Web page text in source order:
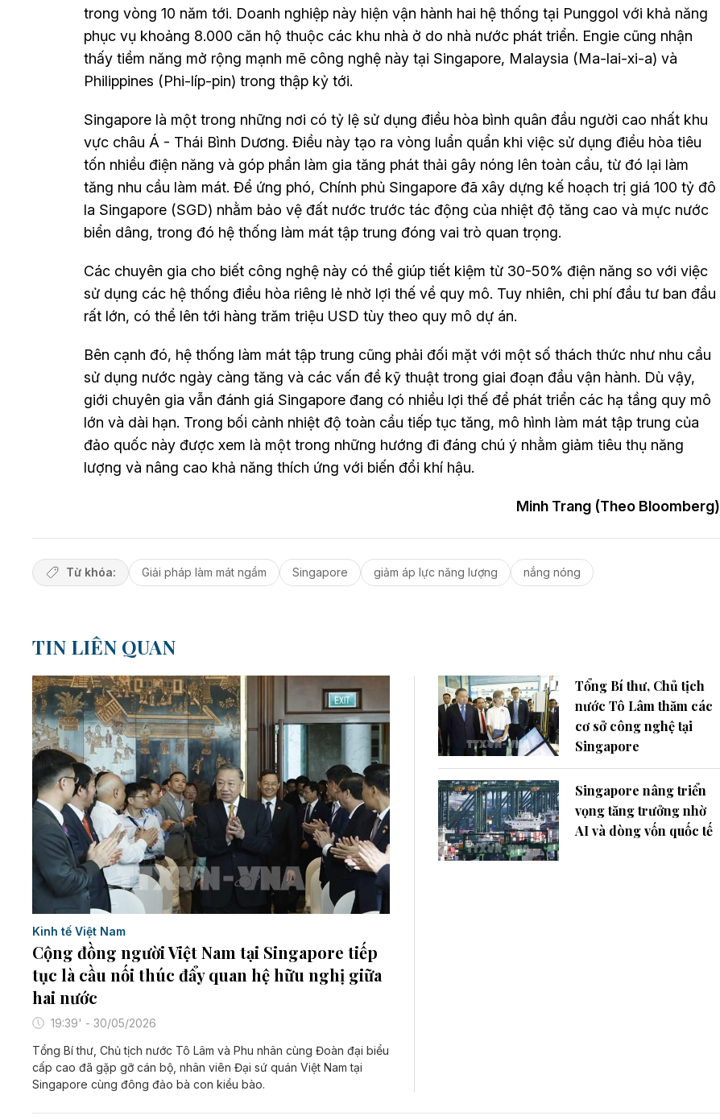
trong vòng 10 năm tới. Doanh nghiệp này hiện vận hành hai hệ thống tại Punggol với khả năng
phục vụ khoảng 8.000 căn hộ thuộc các khu nhà ở do nhà nước phát triển. Engie cũng nhận
thấy tiềm năng mở rộng mạnh mẽ công nghệ này tại Singapore, Malaysia (Ma-lai-xi-a) và
Philippines (Phi-líp-pin) trong thập kỷ tới.
Singapore là một trong những nơi có tỷ lệ sử dụng điều hòa bình quân đầu người cao nhất khu
vực châu Á - Thái Bình Dương. Điều này tạo ra vòng luẩn quẩn khi việc sử dụng điều hòa tiêu
tốn nhiều điện năng và góp phần làm gia tăng phát thải gây nóng lên toàn cầu, từ đó lại làm
tăng nhu cầu làm mát. Để ứng phó, Chính phủ Singapore đã xây dựng kế hoạch trị giá 100 tỷ đô
la Singapore (SGD) nhằm bảo vệ đất nước trước tác động của nhiệt độ tăng cao và mực nước
biển dâng, trong đó hệ thống làm mát tập trung đóng vai trò quan trọng.
Các chuyên gia cho biết công nghệ này có thể giúp tiết kiệm từ 30-50% điện năng so với việc
sử dụng các hệ thống điều hòa riêng lẻ nhờ lợi thế về quy mô. Tuy nhiên, chi phí đầu tư ban đầu
rất lớn, có thể lên tới hàng trăm triệu USD tùy theo quy mô dự án.
Bên cạnh đó, hệ thống làm mát tập trung cũng phải đối mặt với một số thách thức như nhu cầu
sử dụng nước ngày càng tăng và các vấn đề kỹ thuật trong giai đoạn đầu vận hành. Dù vậy,
giới chuyên gia vẫn đánh giá Singapore đang có nhiều lợi thế để phát triển các hạ tầng quy mô
lớn và dài hạn. Trong bối cảnh nhiệt độ toàn cầu tiếp tục tăng, mô hình làm mát tập trung của
đảo quốc này được xem là một trong những hướng đi đáng chú ý nhằm giảm tiêu thụ năng
lượng và nâng cao khả năng thích ứng với biến đổi khí hậu.
Minh Trang (Theo Bloomberg)
Từ khóa: Giải pháp làm mát ngầm Singapore giảm áp lực năng lượng nắng nóng
TIN LIÊN QUAN
Kinh tế Việt Nam
Cộng đồng người Việt Nam tại Singapore tiếp
tục là cầu nối thúc đẩy quan hệ hữu nghị giữa
hai nước
19:39' - 30/05/2026
Tổng Bí thư, Chủ tịch nước Tô Lâm và Phu nhân cùng Đoàn đại biểu
cấp cao đã gặp gỡ cán bộ, nhân viên Đại sứ quán Việt Nam tại
Singapore cùng đông đảo bà con kiều bào.
Tổng Bí thư, Chủ tịch
nước Tô Lâm thăm các
cơ sở công nghệ tại
Singapore
Singapore nâng triển
vọng tăng trưởng nhờ
AI và dòng vốn quốc tế